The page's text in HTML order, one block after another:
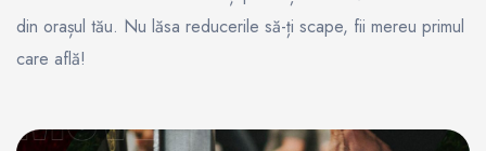
din orașul tău. Nu lăsa reducerile să-ți scape, fii mereu primul
care află!